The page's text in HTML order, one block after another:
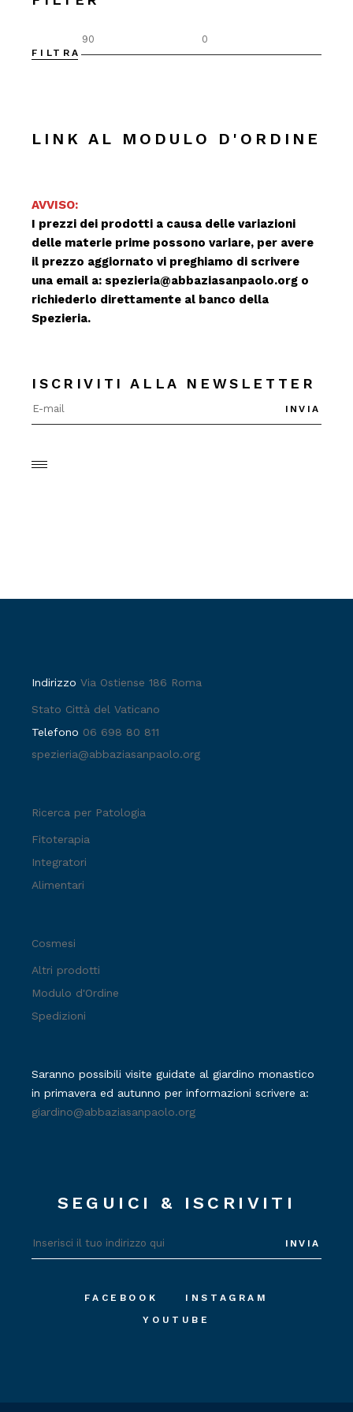
FILTRA
LINK AL MODULO D'ORDINE
AVVISO:
I prezzi dei prodotti a causa delle variazioni
delle materie prime possono variare, per avere
il prezzo aggiornato vi preghiamo di scrivere
una email a: spezieria@abbaziasanpaolo.org o
richiederlo direttamente al banco della
Spezieria.
ISCRIVITI ALLA NEWSLETTER
INVIA
IndirizzoVia Ostiense 186 Roma
Stato Città del Vaticano
Telefono 06 698 80 811
spezieria@abbaziasanpaolo.org
Ricerca per Patologia
Fitoterapia
Integratori
Alimentari
Cosmesi
Altri prodotti
Modulo d'Ordine
Spedizioni
Saranno possibili visite guidate al giardino monastico
in primavera ed autunno per informazioni scrivere a:
giardino@abbaziasanpaolo.org
SEGUICI & ISCRIVITI
INVIA
FACEBOOK
INSTAGRAM
YOUTUBE